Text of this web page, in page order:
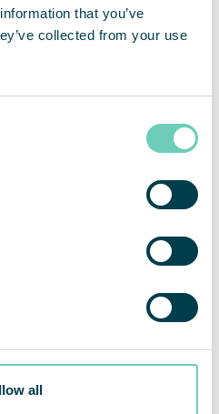
that you’ve
collected from your use
all